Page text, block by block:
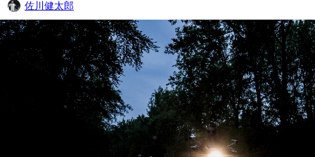
佐川健太郎